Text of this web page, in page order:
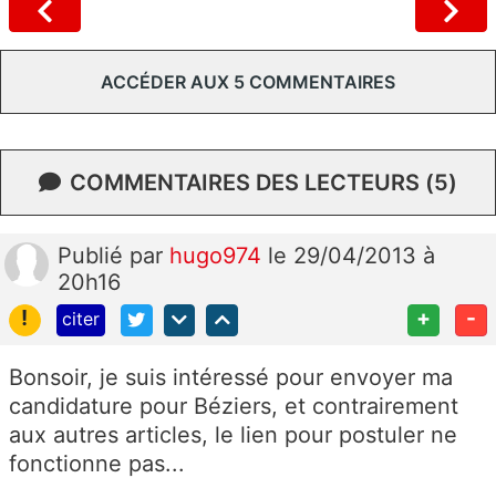
ACCÉDER AUX 5 COMMENTAIRES
COMMENTAIRES DES LECTEURS (5)
Publié par hugo974 le 29/04/2013 à
20h16
!
citer + -
Bonsoir, je suis intéressé pour envoyer ma
candidature pour Béziers, et contrairement
aux autres articles, le lien pour postuler ne
fonctionne pas...